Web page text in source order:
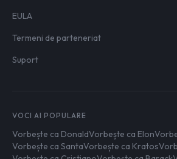
EULA
Termeni de parteneriat
Suport
VOCI AI POPULARE
Vorbește ca DonaldVorbește ca Elon
Vorbește ca SantaVorbește ca Kratos